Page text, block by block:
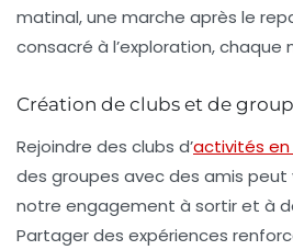
matinal, une marche après le
consacré à l’exploration,
Création de clubs et de
Rejoindre des clubs d’activités en
des groupes avec des amis
notre engagement à sortir et à
Partager des expériences